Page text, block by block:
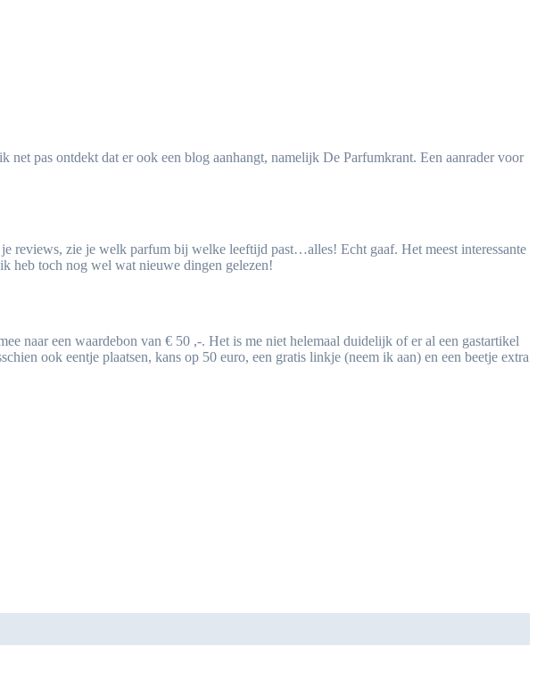
pas ontdekt dat er ook een blog aanhangt, namelijk De Parfumkrant. Een aanrader voor
reviews, zie je welk parfum bij welke leeftijd past…alles! Echt gaaf. Het meest interessante
heb toch nog wel wat nieuwe dingen gelezen!
naar een waardebon van € 50 ,-. Het is me niet helemaal duidelijk of er al een gastartikel
ook eentje plaatsen, kans op 50 euro, een gratis linkje (neem ik aan) en een beetje extra